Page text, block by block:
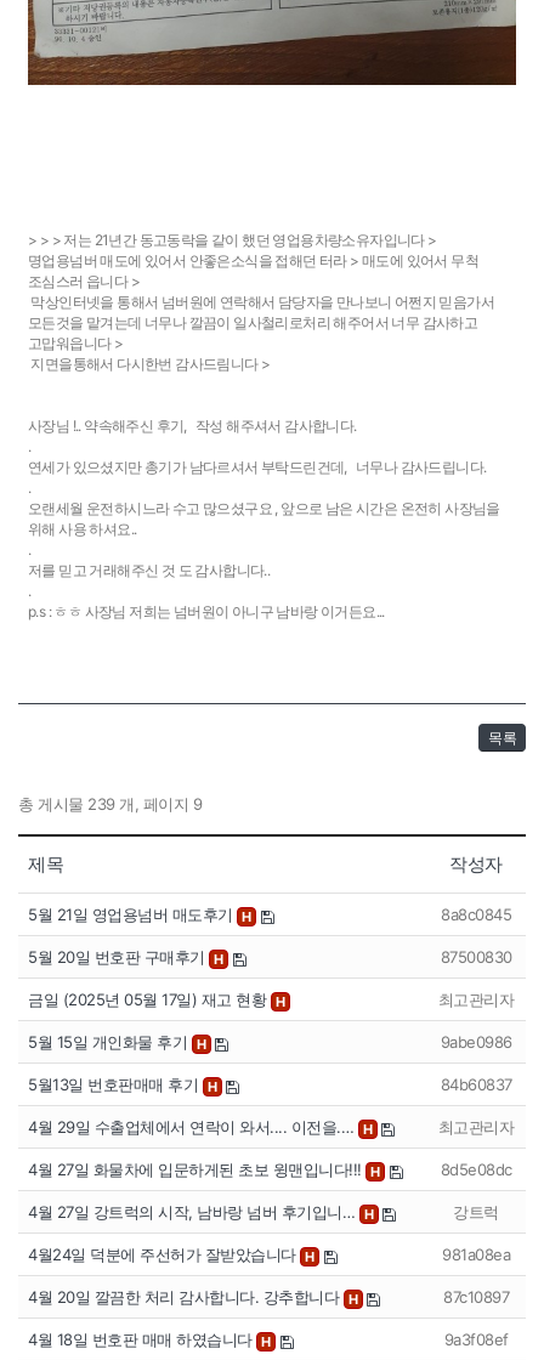
> > > 저는 21년간 동고동락을 같이 했던 영업용차량소유자입니다 >
명업용넘버 매도에 있어서 안좋은소식을 접해던 터라 > 매도에 있어서 무척
조심스러 읍니다 >
막상인터넷을 통해서 넘버원에 연락해서 담당자을 만나보니 어쩐지 믿음가서
모든것을 맡겨는데 너무나 깔끔이 일사철리로처리 해주어서 너무 감사하고
고맙워읍니다 >
지면을통해서 다시한번 감사드림니다 >
사장님 !.. 약속해주신 후기, 작성 해주셔서 감사합니다.
.
연세가 있으셨지만 총기가 남다르셔서 부탁드린건데, 너무나 감사드립니다.
.
오랜세월 운전하시느라 수고 많으셨구요 , 앞으로 남은 시간은 온전히 사장님을
위해 사용 하셔요..
.
저를 믿고 거래해주신 것 도 감사합니다..
.
p.s : ㅎㅎ 사장님 저희는 넘버원이 아니구 남바랑 이거든요...
목록
총 게시물 239 개, 페이지 9
제목 작성자
5월 21일 영업용넘버 매도후기 H 8a8c0845
5월 20일 번호판 구매후기 H 87500830
금일 (2025년 05월 17일) 재고 현황 H 최고관리자
5월 15일 개인화물 후기 H 9abe0986
5월13일 번호판매매 후기 H 84b60837
4월 29일 수출업체에서 연락이 와서.... 이전을.… H 최고관리자
4월 27일 화물차에 입문하게된 초보 윙맨입니다!!! H 8d5e08dc
4월 27일 강트럭의 시작, 남바랑 넘버 후기입니… H 강트럭
4월24일 덕분에 주선허가 잘받았습니다 H 981a08ea
4월 20일 깔끔한 처리 감사합니다. 강추합니다 H 87c10897
4월 18일 번호판 매매 하였습니다 H 9a3f08ef